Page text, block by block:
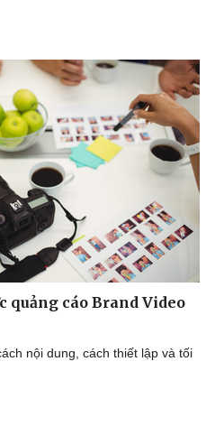
quảng cáo Brand Video
nội dung, cách thiết lập và tối